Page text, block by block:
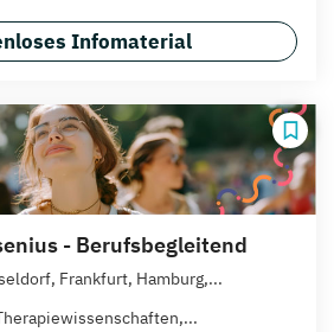
Infomaterial
- Berufsbegleitend
Frankfurt, Hamburg,...